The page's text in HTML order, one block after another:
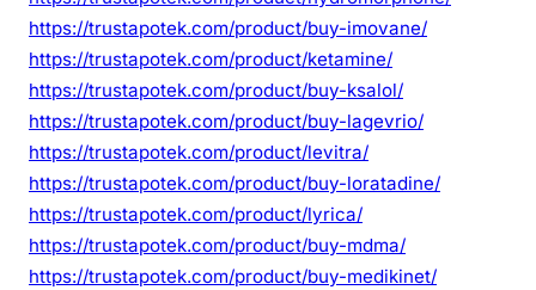
https://trustapotek.com/product/buy-imovane/
https://trustapotek.com/product/ketamine/
https://trustapotek.com/product/buy-ksalol/
https://trustapotek.com/product/buy-lagevrio/
https://trustapotek.com/product/levitra/
https://trustapotek.com/product/buy-loratadine/
https://trustapotek.com/product/lyrica/
https://trustapotek.com/product/buy-mdma/
https://trustapotek.com/product/buy-medikinet/